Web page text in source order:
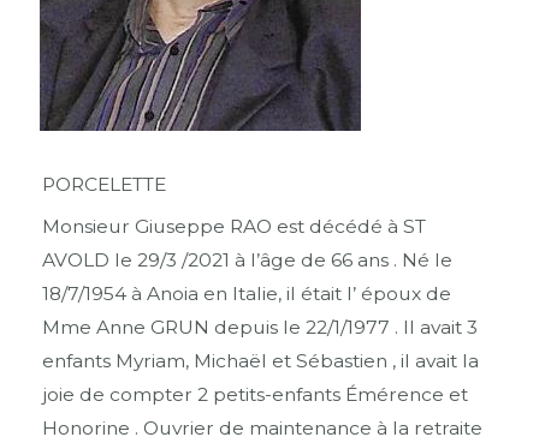
PORCELETTE
Monsieur Giuseppe RAO est décédé à ST
AVOLD le 29/3 /2021 à l’âge de 66 ans . Né le
18/7/1954 à Anoia en Italie, il était l’ époux de
Mme Anne GRUN depuis le 22/1/1977 . Il avait 3
enfants Myriam, Michaël et Sébastien , il avait la
joie de compter 2 petits-enfants Émérence et
Honorine . Ouvrier de maintenance à la retraite